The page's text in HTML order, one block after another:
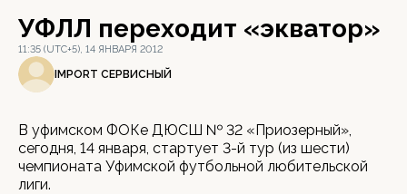
УФЛЛ переходит «экватор»
11:35 (UTC+5), 14 ЯНВАРЯ 2012
IMPORT СЕРВИСНЫЙ
В уфимском ФОКе ДЮСШ № 32 «Приозерный»,
сегодня, 14 января, стартует 3-й тур (из шести)
чемпионата Уфимской футбольной любительской
лиги.